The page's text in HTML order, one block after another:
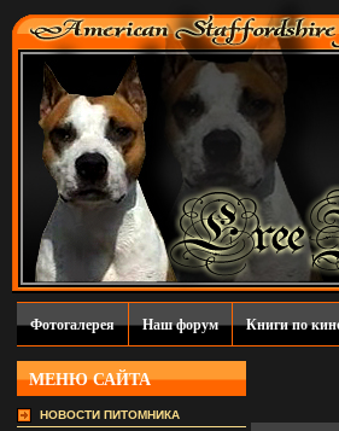
Фотогалерея Наш форум Книги по
МЕНЮ САЙТА
НОВОСТИ ПИТОМНИКА